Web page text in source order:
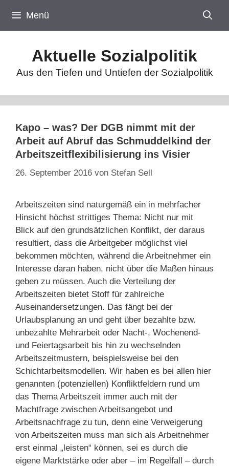
Inhalt
springen
Menü
Aktuelle Sozialpolitik
Aus den Tiefen und Untiefen der Sozialpolitik
Kapo – was? Der DGB nimmt mit der
Arbeit auf Abruf das Schmuddelkind der
Arbeitszeitflexibilisierung ins Visier
26. September 2016 von Stefan Sell
Arbeitszeiten sind naturgemäß ein in mehrfacher
Hinsicht höchst strittiges Thema: Nicht nur mit
Blick auf den grundsätzlichen Konflikt, der daraus
resultiert, dass die Arbeitgeber möglichst viel
bekommen möchten, während die Arbeitnehmer ein
Interesse daran haben, nicht über die Maßen hinaus
geben zu müssen. Auch die Verteilung der
Arbeitszeiten bietet Stoff für zahlreiche
Auseinandersetzungen. Das fängt bei der
Urlaubsplanung an und geht über bezahlte bzw.
unbezahlte Mehrarbeit oder Nacht-, Wochenend-
und Feiertagsarbeit bis hin zu wechselnden
Arbeitszeitmustern, beispielsweise bei den
Schichtarbeitsmodellen. Wir haben es bei allen hier
genannten (potenziellen) Konfliktfeldern rund um
das Thema Arbeitszeit immer auch mit der
Machtfrage zwischen Arbeitsangebot und
Arbeitsnachfrage zu tun, denn eine Verweigerung
von Arbeitszeiten muss man sich als Arbeitnehmer
erst einmal „leisten“ können, sei es durch die
eigene Marktstärke oder aber – im Regelfall – durch